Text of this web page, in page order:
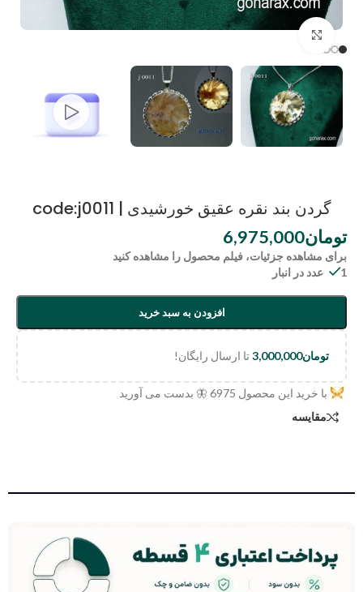
گردن بند نقره عقیق خورشیدی | code:j0011
تومان6,975,000
برای مشاهده جزئیات، فیلم محصول را مشاهده کنید
1 عدد در انبار
افزودن به سبد خرید
تومان3,000,000تا ارسال رایگان!
با خرید این محصول 6975 🦋 بدست می آورید
مقایسه